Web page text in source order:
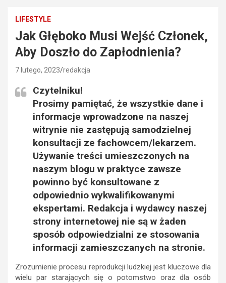
LIFESTYLE
Jak Głęboko Musi Wejść Członek,
Aby Doszło do Zapłodnienia?
7 lutego, 2023 redakcja
Czytelniku!
Prosimy pamiętać, że wszystkie dane i
informacje wprowadzone na naszej
witrynie nie zastępują samodzielnej
konsultacji ze fachowcem/lekarzem.
Używanie treści umieszczonych na
naszym blogu w praktyce zawsze
powinno być konsultowane z
odpowiednio wykwalifikowanymi
ekspertami. Redakcja i wydawcy naszej
strony internetowej nie są w żaden
sposób odpowiedzialni ze stosowania
informacji zamieszczanych na stronie.
Zrozumienie procesu reprodukcji ludzkiej jest kluczowe dla
wielu par starających się o potomstwo oraz dla osób